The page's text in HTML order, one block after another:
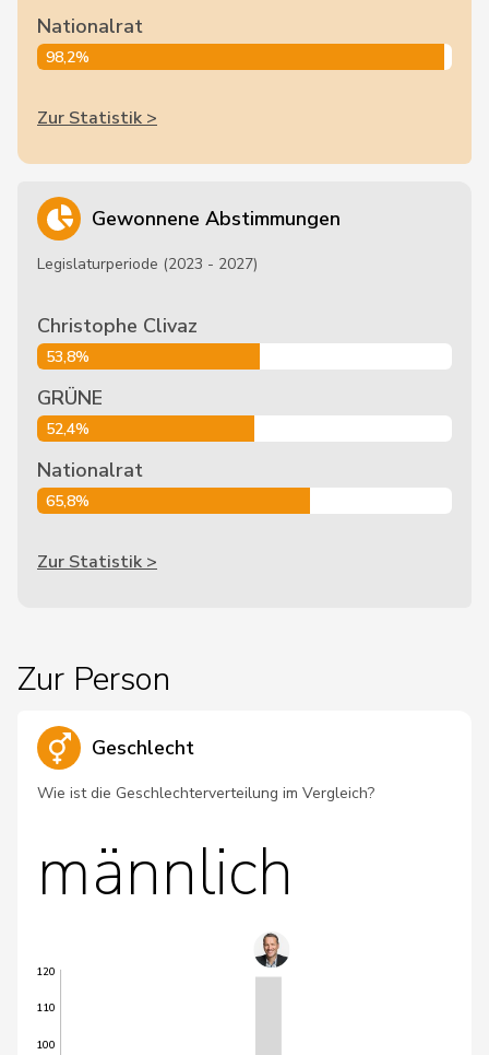
Nationalrat
98,2%
Zur Statistik >
Gewonnene Abstimmungen
Legislaturperiode (2023 - 2027)
Christophe Clivaz
53,8%
GRÜNE
52,4%
Nationalrat
65,8%
Zur Statistik >
Zur Person
Geschlecht
Wie ist die Geschlechterverteilung im Vergleich?
männlich
100
110
120